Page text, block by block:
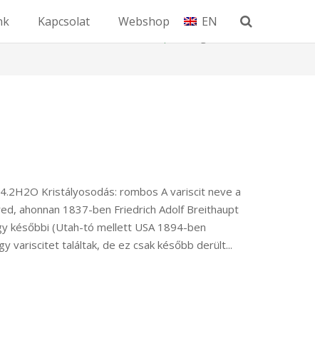
Kapcsolat Webshop EN
Kristályosodás: rombos A variscit neve a
ahonnan 1837-ben Friedrich Adolf Breithaupt
későbbi (Utah-tó mellett USA 1894-ben
variscitet találtak, de ez csak később derült...